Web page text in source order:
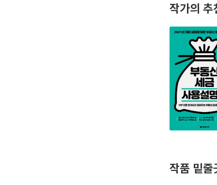
작가의 추
작품 밑줄